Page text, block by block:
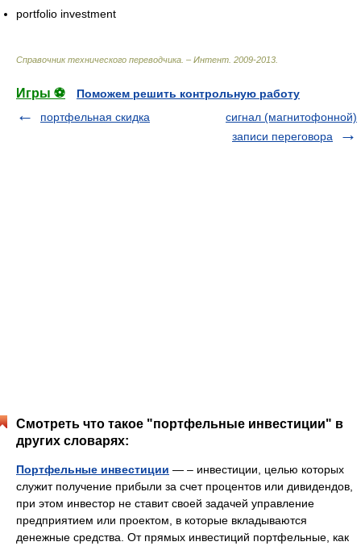
portfolio investment
Справочник технического переводчика. – Интент 2009-2013
Игры ⚽
Поможем решить контрольную работу
портфельная скидка
сигнал (магнитофонной)
записи переговора
Смотреть что такое "портфельные инвестиции" в
других словарях:
Портфельные инвестиции — – инвестиции, целью которых
служит получение прибыли за счет процентов или дивидендов,
при этом инвестор не ставит своей задачей управление
предприятием или проектом, в которые вкладываются
денежные средства. От прямых инвестиций портфельные, как